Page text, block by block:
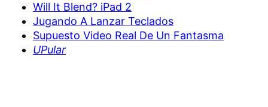
Will It Blend? iPad 2
Jugando A Lanzar Teclados
Supuesto Video Real De Un Fantasma
UPular